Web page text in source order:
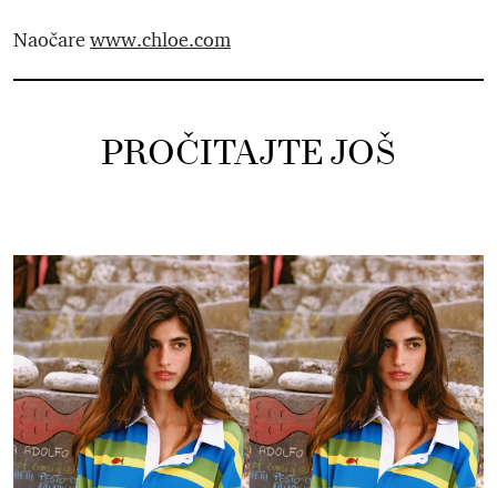
Naočare www.chloe.com
PROČITAJTE JOŠ